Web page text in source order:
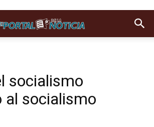
socialismo
al socialismo